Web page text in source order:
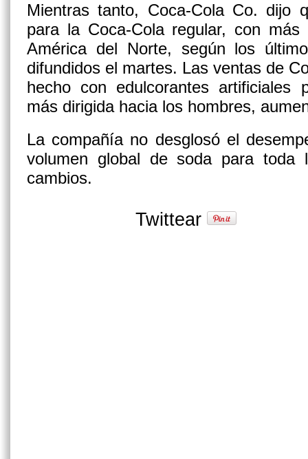
Mientras tanto, Coca-Cola Co. dijo
para la Coca-Cola regular, con
América del Norte, según los
difundidos el martes. Las ventas de
hecho con edulcorantes artificiales
más dirigida hacia los hombres,
La compañía no desglosó el
volumen global de soda para toda
cambios.
Twittear